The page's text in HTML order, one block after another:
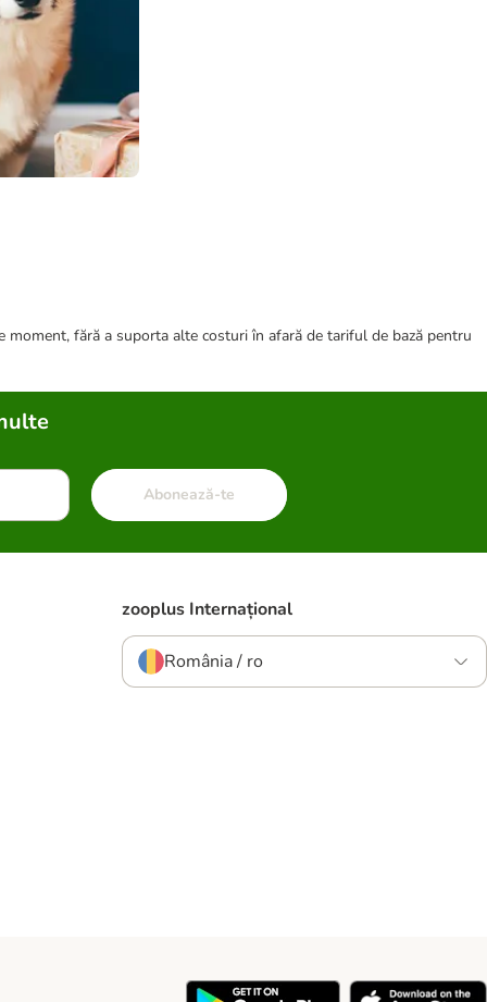
fără a suporta alte costuri în afară de tariful de bază pentru
Abonează-te
zooplus Internațional
România / ro